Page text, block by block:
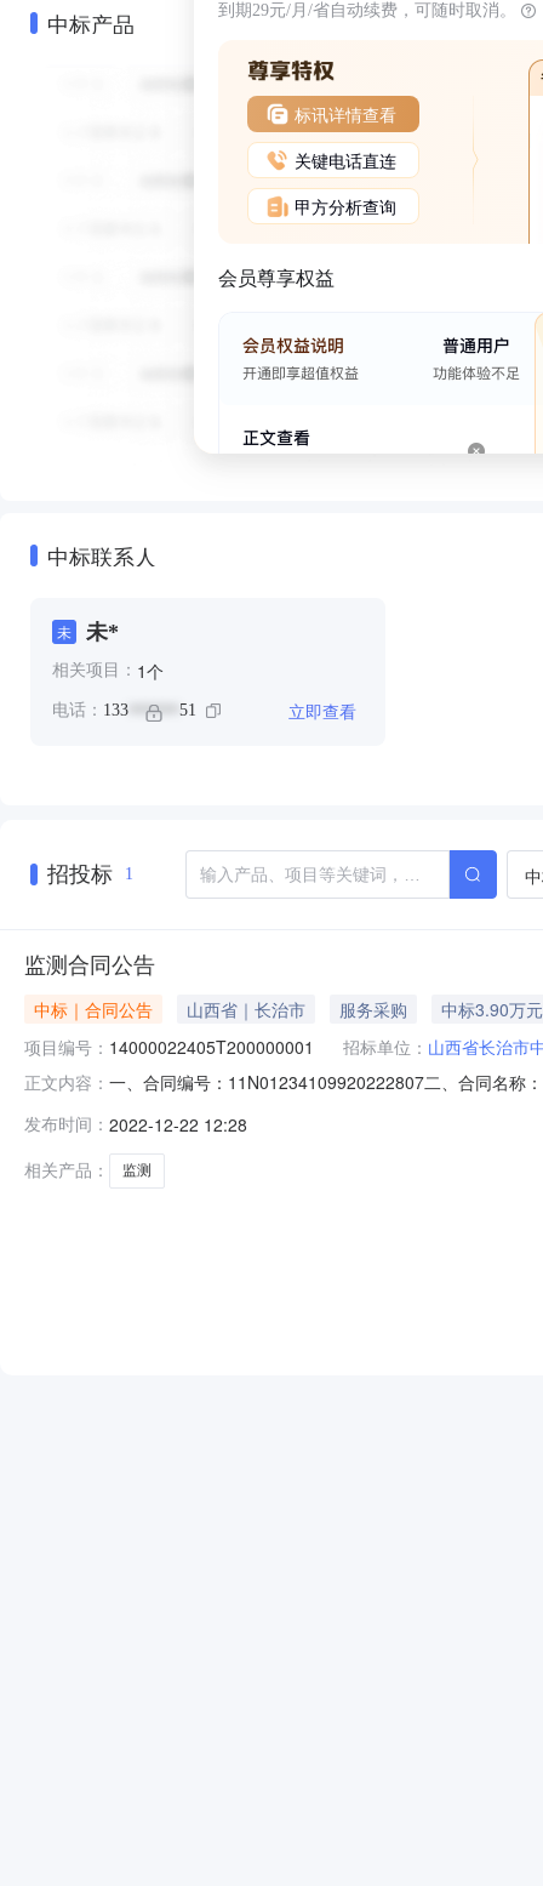
中标产品 到期29元/月/省自动续费，可随时取消。
标讯详情查看
关键电话直连
甲方分析查询
会员尊享权益
中标联系人
未 未*
相关项目： 1个
电话： 133 ****** 51 立即查看
招投标 1
监测合同公告
中标｜合同公告 山西省｜长治市 服务采购
中标3.90万元
项目编号： 14000022405T200000001 招标单位： 山西省长治市
正文内容： 一、合同编号：11N01234109920222807二、合同名称
市潞州区联系方式：13303558251六、合同主体信息1.
发布时间： 2022-12-22 12:28
相关产品：
监测